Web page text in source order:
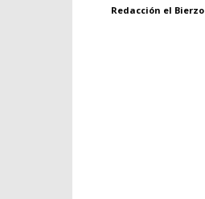
Redacción el Bierzo